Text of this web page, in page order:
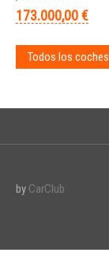
173.000,00 €
Todos los coches
by CarClub